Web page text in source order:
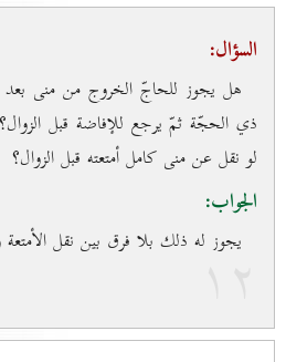
السؤال:
هل يجوز للحاجّ الخروج من منى بعد
ذي الحجّة ثمّ يرجع للإفاضة قبل
لو نقل عن منى كامل أمتعته قبل الزوال؟
الجواب:
يجوز له ذلك بلا فرق بين نقل
۱۲